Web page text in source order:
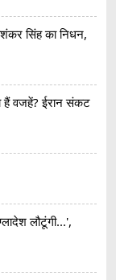
सिंह का निधन,
हैं वजहें? ईरान संकट
लौटूंगी...',